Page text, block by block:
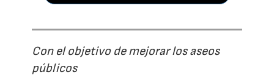
Con el objetivo de mejorar los aseos
públicos